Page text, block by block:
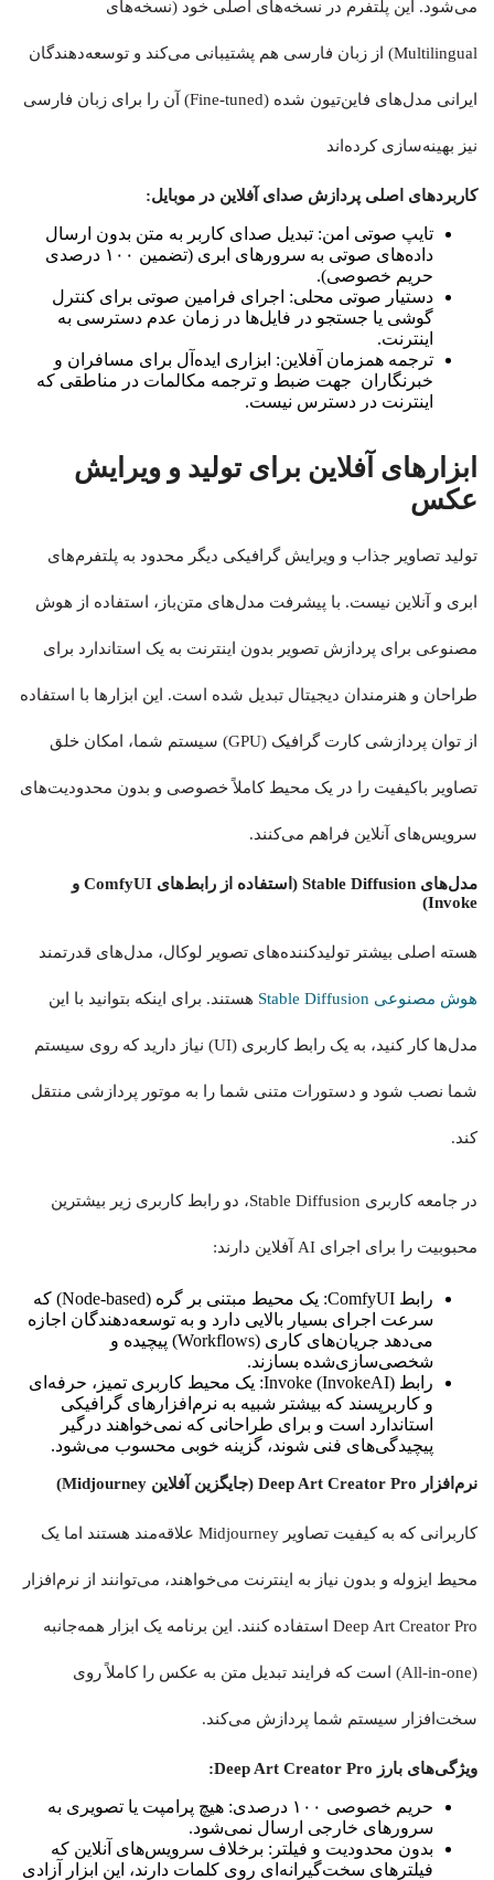
می‌شود. این پلتفرم در نسخه‌های اصلی خود (نسخه‌های
Multilingual) از زبان فارسی هم پشتیبانی می‌کند و توسعه‌دهندگان
ایرانی مدل‌های فاین‌تیون شده (Fine-tuned) آن را برای زبان فارسی
نیز بهینه‌سازی کرده‌اند
کاربردهای اصلی پردازش صدای آفلاین در موبایل:
تایپ صوتی امن: تبدیل صدای کاربر به متن بدون ارسال
داده‌های صوتی به سرورهای ابری (تضمین ۱۰۰ درصدی
حریم خصوصی).
دستیار صوتی محلی: اجرای فرامین صوتی برای کنترل
گوشی یا جستجو در فایل‌ها در زمان عدم دسترسی به
اینترنت.
ترجمه همزمان آفلاین: ابزاری ایده‌آل برای مسافران و
خبرنگاران جهت ضبط و ترجمه مکالمات در مناطقی که
اینترنت در دسترس نیست.
ابزارهای آفلاین برای تولید و ویرایش
عکس
تولید تصاویر جذاب و ویرایش گرافیکی دیگر محدود به پلتفرم‌های
ابری و آنلاین نیست. با پیشرفت مدل‌های متن‌باز، استفاده از هوش
مصنوعی برای پردازش تصویر بدون اینترنت به یک استاندارد برای
طراحان و هنرمندان دیجیتال تبدیل شده است. این ابزارها با استفاده
از توان پردازشی کارت گرافیک (GPU) سیستم شما، امکان خلق
تصاویر باکیفیت را در یک محیط کاملاً خصوصی و بدون محدودیت‌های
سرویس‌های آنلاین فراهم می‌کنند.
مدل‌های Stable Diffusion (استفاده از رابط‌های ComfyUI و
Invoke)
هسته اصلی بیشتر تولیدکننده‌های تصویر لوکال، مدل‌های قدرتمند
هوش مصنوعی Stable Diffusion هستند. برای اینکه بتوانید با این
مدل‌ها کار کنید، به یک رابط کاربری (UI) نیاز دارید که روی سیستم
شما نصب شود و دستورات متنی شما را به موتور پردازشی منتقل
کند.
در جامعه کاربری Stable Diffusion، دو رابط کاربری زیر بیشترین
محبوبیت را برای اجرای AI آفلاین دارند:
رابط ComfyUI: یک محیط مبتنی بر گره (Node-based) که
سرعت اجرای بسیار بالایی دارد و به توسعه‌دهندگان اجازه
می‌دهد جریان‌های کاری (Workflows) پیچیده و
شخصی‌سازی‌شده بسازند.
رابط Invoke (InvokeAI): یک محیط کاربری تمیز، حرفه‌ای
و کاربرپسند که بیشتر شبیه به نرم‌افزارهای گرافیکی
استاندارد است و برای طراحانی که نمی‌خواهند درگیر
پیچیدگی‌های فنی شوند، گزینه خوبی محسوب می‌شود.
نرم‌افزار Deep Art Creator Pro (جایگزین آفلاین Midjourney)
کاربرانی که به کیفیت تصاویر Midjourney علاقه‌مند هستند اما یک
محیط ایزوله و بدون نیاز به اینترنت می‌خواهند، می‌توانند از نرم‌افزار
Deep Art Creator Pro استفاده کنند. این برنامه یک ابزار همه‌جانبه
(All-in-one) است که فرایند تبدیل متن به عکس را کاملاً روی
سخت‌افزار سیستم شما پردازش می‌کند.
ویژگی‌های بارز Deep Art Creator Pro:
حریم خصوصی ۱۰۰ درصدی: هیچ پرامپت یا تصویری به
سرورهای خارجی ارسال نمی‌شود.
بدون محدودیت و فیلتر: برخلاف سرویس‌های آنلاین که
فیلترهای سخت‌گیرانه‌ای روی کلمات دارند، این ابزار آزادی